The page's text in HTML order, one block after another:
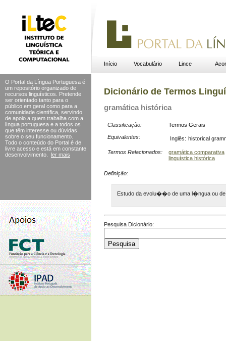
Início Vocabulário Lince
O Portal da Língua Portuguesa é
um repositório organizado de
recursos linguísticos. Pretende
ser orientado tanto para o
público em geral como para a
comunidade científica, servindo
de apoio a quem trabalha com a
língua portuguesa e a todos os
que têm interesse ou dúvidas
sobre o seu funcionamento.
Todo o conteúdo do Portal é de
livre acesso e está em constante
desenvolvimento.
ler mais
Dicionário de Termos
gramática histórica
Classificação:
Termos Gerais
Equivalentes:
Inglês: historical
Termos Relacionados:
gramática comparativa
linguística histórica
Definição:
Estudo da evolu��o de uma l�ngua ou
Pesquisa Dicionário: